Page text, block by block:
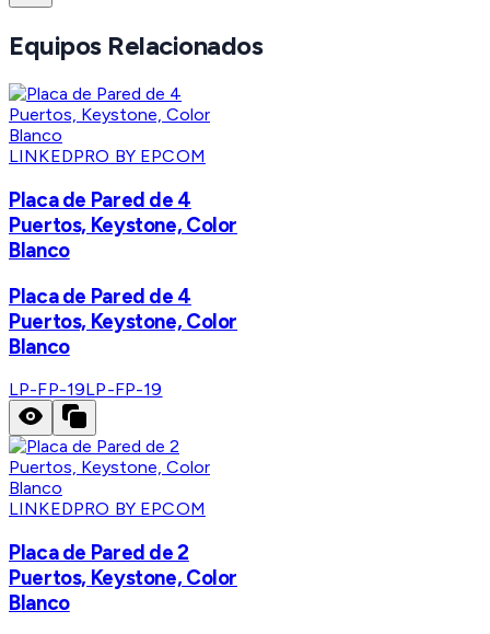
Equipos Relacionados
LINKEDPRO BY EPCOM
Placa de Pared de 4
Puertos, Keystone, Color
Blanco
Placa de Pared de 4
Puertos, Keystone, Color
Blanco
LP-FP-19LP-FP-19
LINKEDPRO BY EPCOM
Placa de Pared de 2
Puertos, Keystone, Color
Blanco